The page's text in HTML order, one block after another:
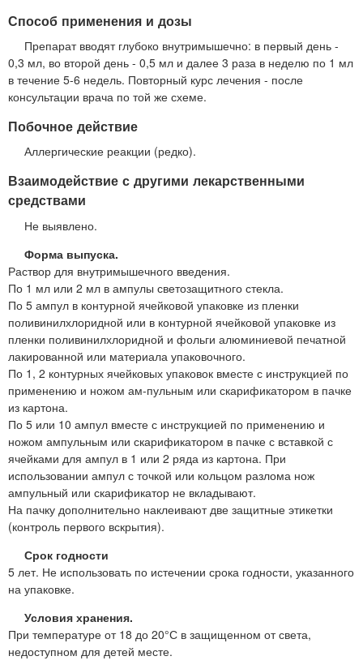
Способ применения и дозы
Препарат вводят глубоко внутримышечно: в первый день -
0,3 мл, во второй день - 0,5 мл и далее 3 раза в неделю по 1 мл
в течение 5-6 недель. Повторный курс лечения - после
консультации врача по той же схеме.
Побочное действие
Аллергические реакции (редко).
Взаимодействие с другими лекарственными
средствами
Не выявлено.
Форма выпуска.
Раствор для внутримышечного введения.
По 1 мл или 2 мл в ампулы светозащитного стекла.
По 5 ампул в контурной ячейковой упаковке из пленки
поливинилхлоридной или в контурной ячейковой упаковке из
пленки поливинилхлоридной и фольги алюминиевой печатной
лакированной или материала упаковочного.
По 1, 2 контурных ячейковых упаковок вместе с инструкцией по
применению и ножом ам-пульным или скарификатором в пачке
из картона.
По 5 или 10 ампул вместе с инструкцией по применению и
ножом ампульным или скарификатором в пачке с вставкой с
ячейками для ампул в 1 или 2 ряда из картона. При
использовании ампул с точкой или кольцом разлома нож
ампульный или скарификатор не вкладывают.
На пачку дополнительно наклеивают две защитные этикетки
(контроль первого вскрытия).
Срок годности
5 лет. Не использовать по истечении срока годности, указанного
на упаковке.
Условия хранения.
При температуре от 18 до 20°С в защищенном от света,
недоступном для детей месте.